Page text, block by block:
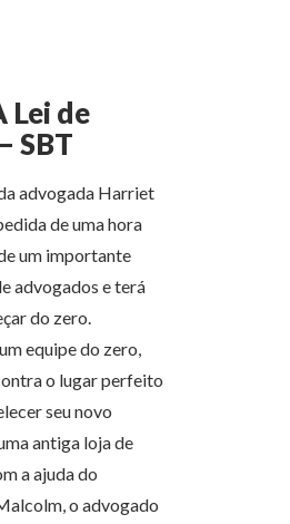
Lei de
SBT
advogada Harriet
de uma hora
um importante
advogados e terá
do zero.
equipe do zero,
o lugar perfeito
seu novo
antiga loja de
a ajuda do
o advogado